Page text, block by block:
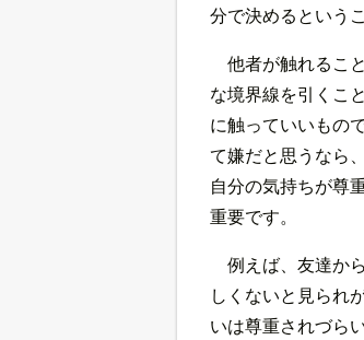
分で決めるという
他者が触れるこ
な境界線を引くこ
に触っていいもの
て嫌だと思うなら
自分の気持ちが尊
重要です。
例えば、友達か
しくないと見られ
いは尊重されづら